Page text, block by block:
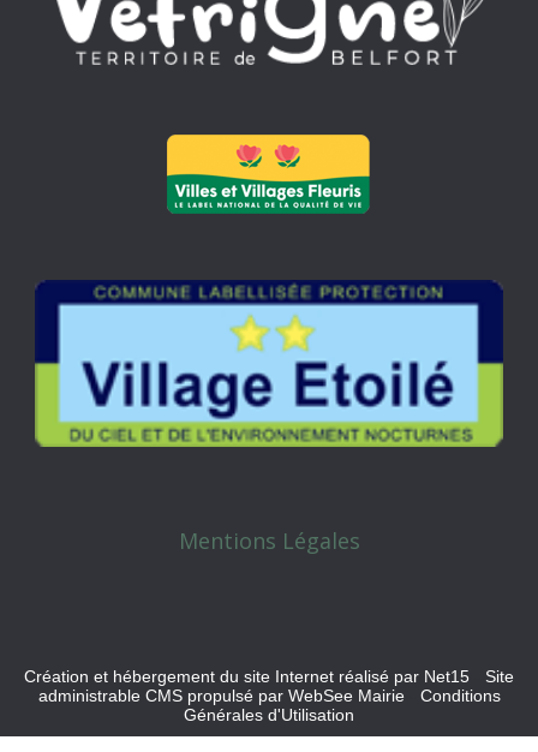
Mentions Légales
Création et hébergement du site Internet réalisé par Net15
Site
administrable CMS propulsé par WebSee Mairie- Conditions
Générales d'Utilisation